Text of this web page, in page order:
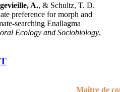
A., & Schultz, T. D.
preference for morph and
searching Enallagma
Ecology and Sociobiology,
Maître de